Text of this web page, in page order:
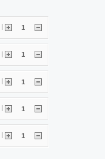
1
| 1
| 1
| 1
1